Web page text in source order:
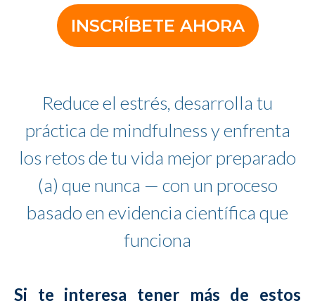
INSCRÍBETE AHORA
Reduce el estrés, desarrolla tu
práctica de mindfulness y enfrenta
los retos de tu vida mejor preparado
(a) que nunca — con un proceso
basado en evidencia científica que
funciona
Si te interesa tener más de estos